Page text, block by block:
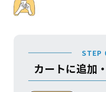
STEP
カートに追加